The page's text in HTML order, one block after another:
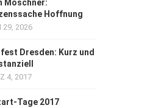
Moschner:
Hoffnung
29, 2026
Dresden: Kurz und
4, 2017
Tage 2017